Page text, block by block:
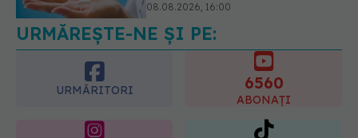
08.08.2026, 20:00
URMĂREȘTE-NE ȘI PE:
URMĂRITORI 6560
ABONAȚI